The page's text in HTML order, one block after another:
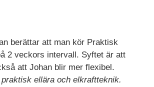
berättar att man kör Praktisk
2 veckors intervall. Syftet är att
att Johan blir mer flexibel.
ellära och elkraftteknik.